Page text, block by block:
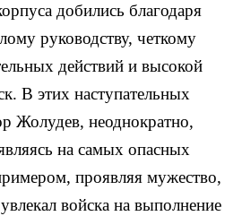
добились благодаря
руководству, четкому
действий и высокой
В этих наступательных
Жолудев, неоднократно,
на самых опасных
проявляя мужество,
войска на выполнение